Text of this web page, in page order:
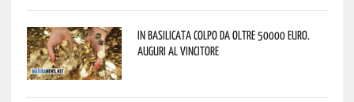
In Basilicata colpo da oltre 50000 euro.
Auguri al vincitore